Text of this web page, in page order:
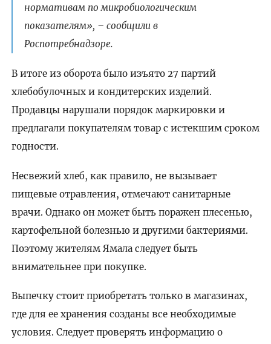
нормативам по микробиологическим
показателям», – сообщили в
Роспотребнадзоре.
В итоге из оборота было изъято 27 партий
хлебобулочных и кондитерских изделий.
Продавцы нарушали порядок маркировки и
предлагали покупателям товар с истекшим сроком
годности.
Несвежий хлеб, как правило, не вызывает
пищевые отравления, отмечают санитарные
врачи. Однако он может быть поражен плесенью,
картофельной болезнью и другими бактериями.
Поэтому жителям Ямала следует быть
внимательнее при покупке.
Выпечку стоит приобретать только в магазинах,
где для ее хранения созданы все необходимые
условия. Следует проверять информацию о